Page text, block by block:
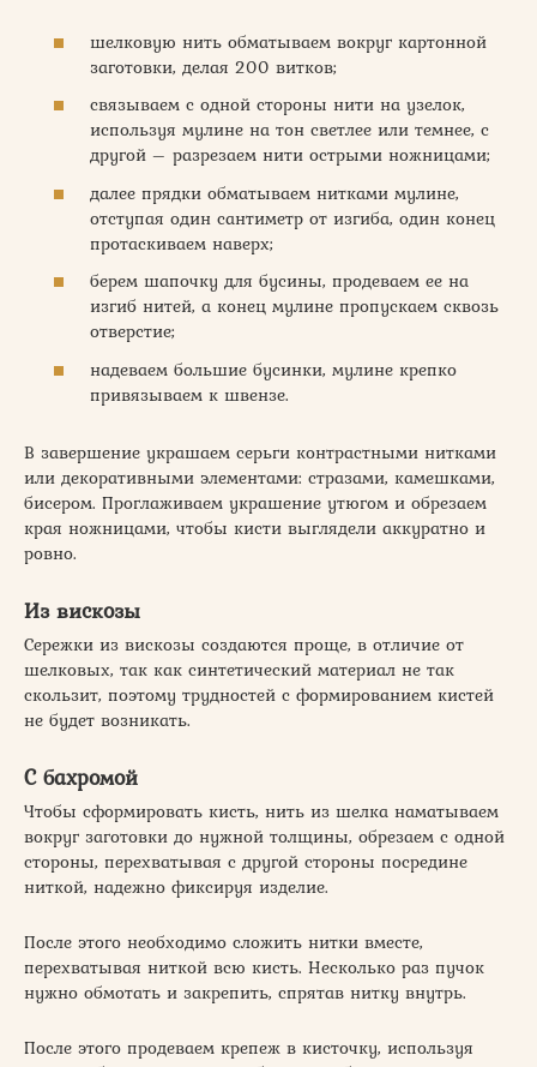
шелковую нить обматываем вокруг картонной
заготовки, делая 200 витков;
связываем с одной стороны нити на узелок,
используя мулине на тон светлее или темнее, с
другой – разрезаем нити острыми ножницами;
далее прядки обматываем нитками мулине,
отступая один сантиметр от изгиба, один конец
протаскиваем наверх;
берем шапочку для бусины, продеваем ее на
изгиб нитей, а конец мулине пропускаем сквозь
отверстие;
надеваем большие бусинки, мулине крепко
привязываем к швензе.
В завершение украшаем серьги контрастными нитками
или декоративными элементами: стразами, камешками,
бисером. Проглаживаем украшение утюгом и обрезаем
края ножницами, чтобы кисти выглядели аккуратно и
ровно.
Из вискозы
Сережки из вискозы создаются проще, в отличие от
шелковых, так как синтетический материал не так
скользит, поэтому трудностей с формированием кистей
не будет возникать.
С бахромой
Чтобы сформировать кисть, нить из шелка наматываем
вокруг заготовки до нужной толщины, обрезаем с одной
стороны, перехватывая с другой стороны посредине
ниткой, надежно фиксируя изделие.
После этого необходимо сложить нитки вместе,
перехватывая ниткой всю кисть. Несколько раз пучок
нужно обмотать и закрепить, спрятав нитку внутрь.
После этого продеваем крепеж в кисточку, используя